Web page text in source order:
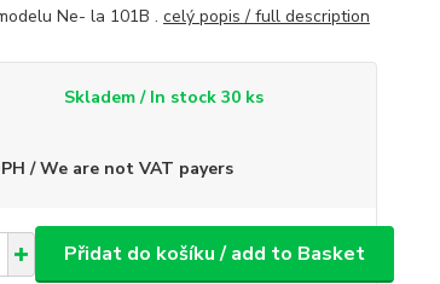
Ne- la 101B . celý popis / full description
Skladem / In stock 30 ks
/ We are not VAT payers
Přidat do košíku / add to Basket